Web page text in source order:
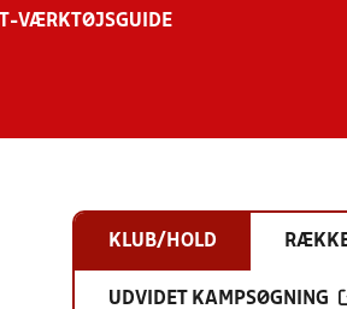
IT-VÆRKTØJSGUIDE
KLUB/HOLD
UDVIDET KAMPSØGNING